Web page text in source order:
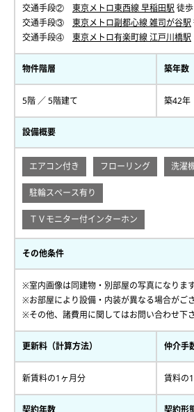
交通手段② 東京メトロ東西線 早稲田駅 徒
交通手段③ 東京メトロ副都心線 雑司が谷駅
交通手段④ 東京メトロ有楽町線 江戸川橋駅
物件階層
5階 ／ 5階建て
築年数
築42年
設備概要
エアコン付き フローリング 洗濯
駐輪スペース有り
ＴＶモニター付インターホン
その他条件
※室内画像は同建物・別部屋の写真になります
※お部屋により設備・内装が異なる場合がご
※その他、諸費用に関してはお問い合わせ下さ
更新料（計算方法）
新賃料の1ヶ月分
仲介手
賃料の
契約年数 契約形